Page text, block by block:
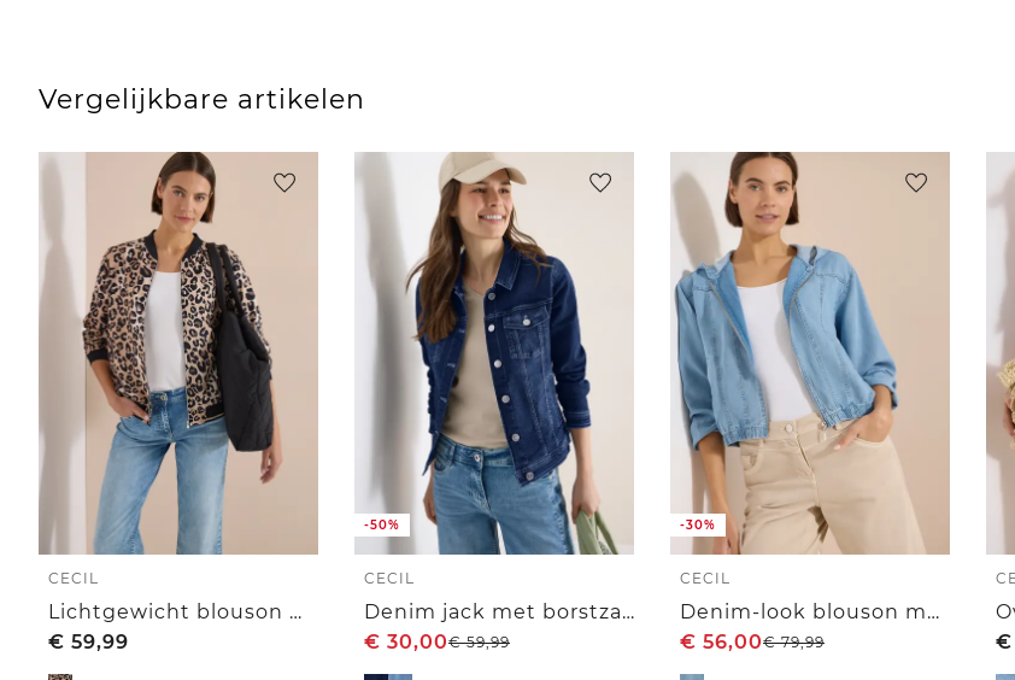
Vergelijkbare artikelen
CECIL
Lichtgewicht blouson met rits en leoprint
€ 59,99
-50%
CECIL
Denim jack met borstzakken en knopen
€ 30,00€59,99
-30%
CECIL
Denim-look blouson met ritssluiting
€ 56,00€79,99
€